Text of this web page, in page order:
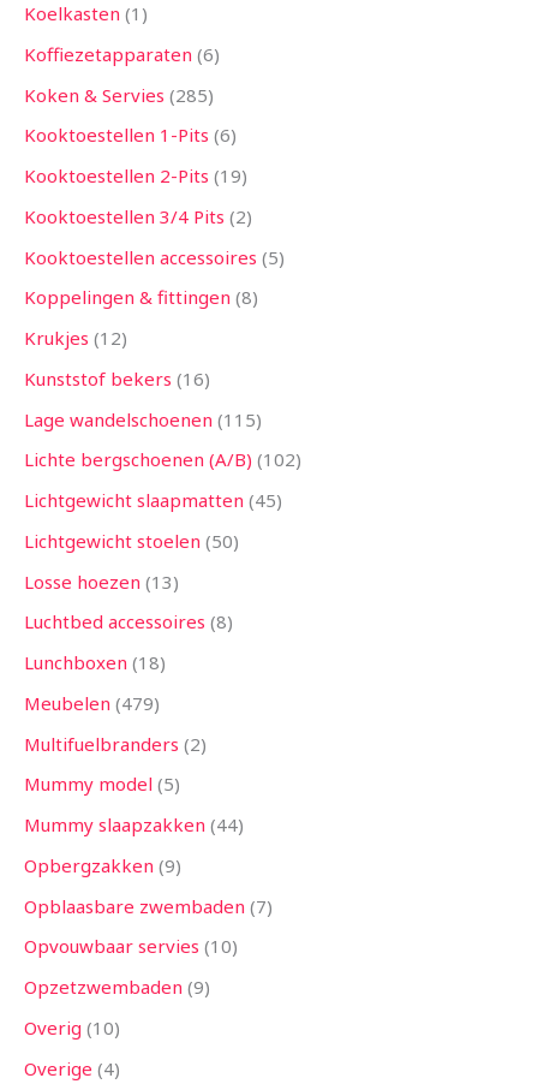
Koelkasten 1
Koffiezetapparaten 6
Koken & Servies 285
Kooktoestellen 1-Pits 6
Kooktoestellen 2-Pits 19
Kooktoestellen 3/4 Pits 2
Kooktoestellen accessoires 5
Koppelingen & fittingen 8
Krukjes 12
Kunststof bekers 16
Lage wandelschoenen 115
Lichte bergschoenen (A/B) 102
Lichtgewicht slaapmatten 45
Lichtgewicht stoelen 50
Losse hoezen 13
Luchtbed accessoires 8
Lunchboxen 18
Meubelen 479
Multifuelbranders 2
Mummy model 5
Mummy slaapzakken 44
Opbergzakken 9
Opblaasbare zwembaden 7
Opvouwbaar servies 10
Opzetzwembaden 9
Overig 10
Overige 4